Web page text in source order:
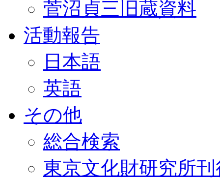
菅沼貞三旧蔵資料
活動報告
日本語
英語
その他
総合検索
東京文化財研究所